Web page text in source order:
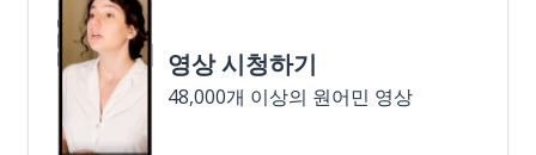
영상 시청하기
48,000개 이상의 원어민 영상